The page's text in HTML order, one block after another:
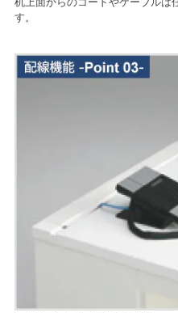
す。